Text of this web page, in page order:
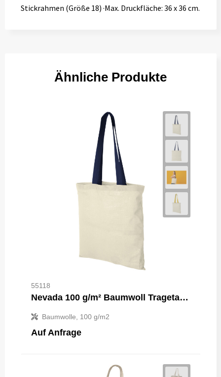
Stickrahmen (Größe 18) ·Max. Druckfläche: 36 x 36 cm.
Ähnliche Produkte
55118
Nevada 100 g/m² Baumwoll Tragetasche 7L
Baumwolle, 100 g/m2
Auf Anfrage